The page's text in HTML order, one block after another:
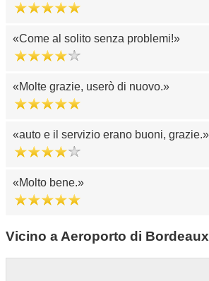
Come al solito senza problemi!
Molte grazie, userò di nuovo.
auto e il servizio erano buoni, grazie.
Molto bene.
Vicino a Aeroporto di Bordeaux